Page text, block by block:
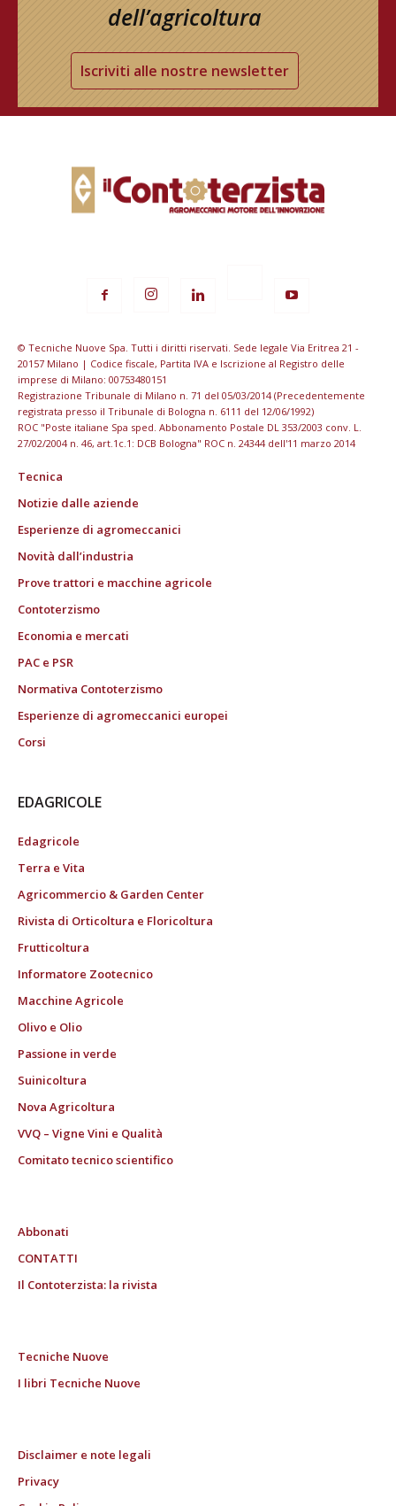
dell’agricoltura
Iscriviti alle nostre newsletter
© Tecniche Nuove Spa. Tutti i diritti riservati. Sede legale Via Eritrea 21 -
20157 Milano | Codice fiscale, Partita IVA e Iscrizione al Registro delle
imprese di Milano: 00753480151
Registrazione Tribunale di Milano n. 71 del 05/03/2014 (Precedentemente
registrata presso il Tribunale di Bologna n. 6111 del 12/06/1992)
ROC "Poste italiane Spa sped. Abbonamento Postale DL 353/2003 conv. L.
27/02/2004 n. 46, art.1c.1: DCB Bologna" ROC n. 24344 dell'11 marzo 2014
Tecnica
Notizie dalle aziende
Esperienze di agromeccanici
Novità dall’industria
Prove trattori e macchine agricole
Contoterzismo
Economia e mercati
PAC e PSR
Normativa Contoterzismo
Esperienze di agromeccanici europei
Corsi
EDAGRICOLE
Edagricole
Terra e Vita
Agricommercio & Garden Center
Rivista di Orticoltura e Floricoltura
Frutticoltura
Informatore Zootecnico
Macchine Agricole
Olivo e Olio
Passione in verde
Suinicoltura
Nova Agricoltura
VVQ – Vigne Vini e Qualità
Comitato tecnico scientifico
Abbonati
CONTATTI
Il Contoterzista: la rivista
Tecniche Nuove
I libri Tecniche Nuove
Disclaimer e note legali
Privacy